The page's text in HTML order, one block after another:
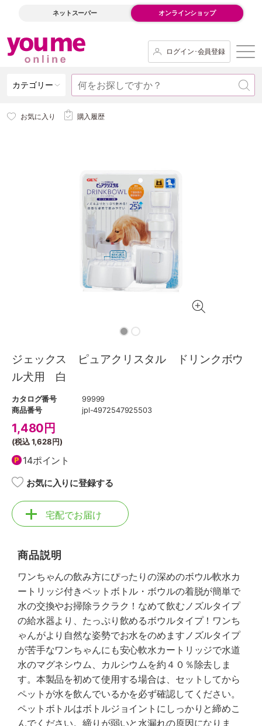
ネットスーパー オンラインショップ
ログイン･会員登録
カテゴリー
お気に入り 購入履歴
ジェックス ピュアクリスタル ドリンクボウ
ル犬用 白
カタログ番号
99999
商品番号
jpl-4972547925503
1,480 円
(税込1,628円)
14ポイント
お気に入りに登録する
宅配でお届け
商品説明
ワンちゃんの飲み方にぴったりの深めのボウル軟水カ
ートリッジ付きペットボトル・ボウルの着脱が簡単で
水の交換やお掃除ラクラク！なめて飲むノズルタイプ
の給水器より、たっぷり飲めるボウルタイプ！ワンち
ゃんがより自然な姿勢でお水をのめますノズルタイプ
が苦手なワンちゃんにも安心軟水カートリッジで水道
水のマグネシウム、カルシウムを約４０％除去しま
す。本製品を初めて使用する場合は、セットしてから
ペットが水を飲んでいるかを必ず確認してください。
ペットボトルはボトルジョイントにしっかりと締めこ
んでください。締りが弱いと水漏れの原因になりま